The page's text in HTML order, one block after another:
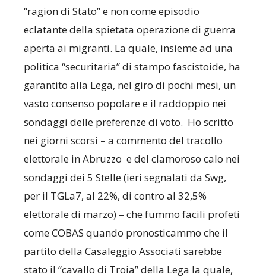
“ragion di Stato” e non come episodio
eclatante della spietata operazione di guerra
aperta ai migranti. La quale, insieme ad una
politica “securitaria” di stampo fascistoide, ha
garantito alla Lega, nel giro di pochi mesi, un
vasto consenso popolare e il raddoppio nei
sondaggi delle preferenze di voto. Ho scritto
nei giorni scorsi – a commento del tracollo
elettorale in Abruzzo e del clamoroso calo nei
sondaggi dei 5 Stelle (ieri segnalati da Swg,
per il TGLa7, al 22%, di contro al 32,5%
elettorale di marzo) – che fummo facili profeti
come COBAS quando pronosticammo che il
partito della Casaleggio Associati sarebbe
stato il “cavallo di Troia” della Lega la quale,